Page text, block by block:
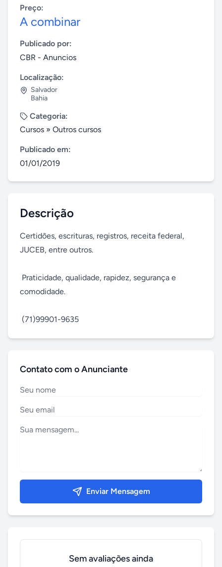
Preço:
A combinar
Publicado por:
CBR - Anuncios
Localização:
Salvador
Bahia
Categoria:
Cursos » Outros cursos
Publicado em:
01/01/2019
Descrição
Certidões, escrituras, registros, receita federal,
JUCEB, entre outros.
comodidade.
(71)99901-9635
Contato com o Anunciante
Enviar Mensagem
Sem avaliações ainda